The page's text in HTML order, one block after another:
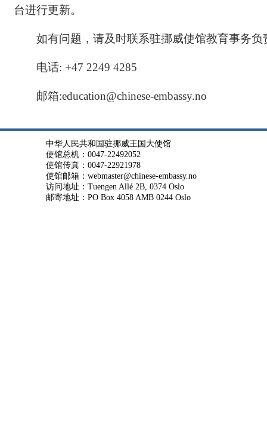
台进行更新。
如有问题，请及时联系驻挪威使馆教育事务负
电话: +47 2249 4285
邮箱:education@chinese-embassy.no
中华人民共和国驻挪威王国大使馆
使馆总机：0047-22492052
使馆传真：0047-22921978
使馆邮箱：webmaster@chinese-embassy.no
访问地址：Tuengen Allé 2B, 0374 Oslo
邮寄地址：PO Box 4058 AMB 0244 Oslo